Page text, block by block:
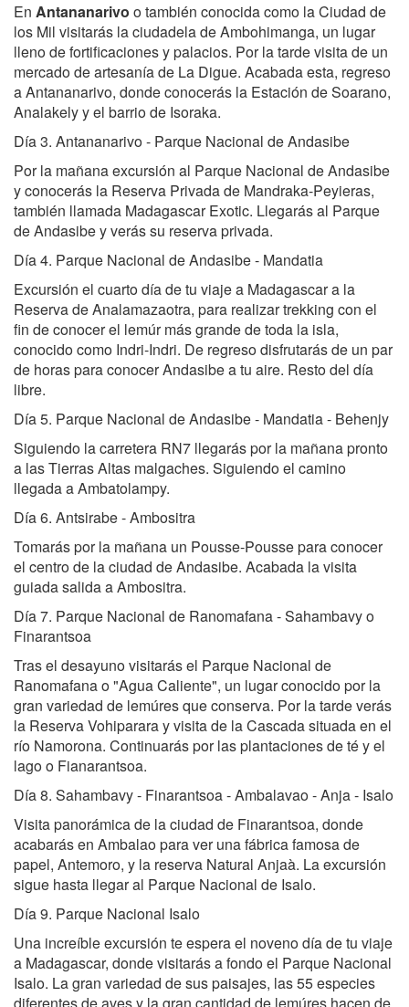
En Antananarivo o también conocida como la Ciudad de
los Mil visitarás la ciudadela de Ambohimanga, un lugar
lleno de fortificaciones y palacios. Por la tarde visita de un
mercado de artesanía de La Digue. Acabada esta, regreso
a Antananarivo, donde conocerás la Estación de Soarano,
Analakely y el barrio de Isoraka.
Día 3. Antananarivo - Parque Nacional de Andasibe
Por la mañana excursión al Parque Nacional de Andasibe
y conocerás la Reserva Privada de Mandraka-Peyieras,
también llamada Madagascar Exotic. Llegarás al Parque
de Andasibe y verás su reserva privada.
Día 4. Parque Nacional de Andasibe - Mandatia
Excursión el cuarto día de tu viaje a Madagascar a la
Reserva de Analamazaotra, para realizar trekking con el
fin de conocer el lemúr más grande de toda la isla,
conocido como Indri-Indri. De regreso disfrutarás de un par
de horas para conocer Andasibe a tu aire. Resto del día
libre.
Día 5. Parque Nacional de Andasibe - Mandatia - Behenjy
Siguiendo la carretera RN7 llegarás por la mañana pronto
a las Tierras Altas malgaches. Siguiendo el camino
llegada a Ambatolampy.
Día 6. Antsirabe - Ambositra
Tomarás por la mañana un Pousse-Pousse para conocer
el centro de la ciudad de Andasibe. Acabada la visita
guiada salida a Ambositra.
Día 7. Parque Nacional de Ranomafana - Sahambavy o
Finarantsoa
Tras el desayuno visitarás el Parque Nacional de
Ranomafana o "Agua Caliente", un lugar conocido por la
gran variedad de lemúres que conserva. Por la tarde verás
la Reserva Vohiparara y visita de la Cascada situada en el
río Namorona. Continuarás por las plantaciones de té y el
lago o Fianarantsoa.
Día 8. Sahambavy - Finarantsoa - Ambalavao - Anja - Isalo
Visita panorámica de la ciudad de Finarantsoa, donde
acabarás en Ambalao para ver una fábrica famosa de
papel, Antemoro, y la reserva Natural Anjaà. La excursión
sigue hasta llegar al Parque Nacional de Isalo.
Día 9. Parque Nacional Isalo
Una increíble excursión te espera el noveno día de tu viaje
a Madagascar, donde visitarás a fondo el Parque Nacional
Isalo. La gran variedad de sus paisajes, las 55 especies